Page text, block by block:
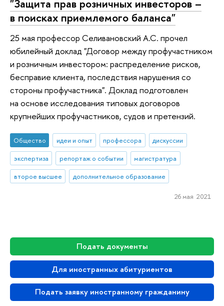
Подать документы
Для иностранных абитуриентов
Подать заявку иностранному гражданину
"Защита прав розничных инвесторов –
в поисках приемлемого баланса"
25 мая профессор Селивановский А.С. прочел
юбилейный доклад "Договор между профучастником
и розничным инвестором: распределение рисков,
бесправие клиента, последствия нарушения со
стороны профучастника". Доклад подготовлен
на основе исследования типовых договоров
крупнейших профучастников, судов и претензий.
Общество идеи и опыт профессора
дискуссии
экспертиза
репортаж о событии
магистратура
второе высшее
дополнительное образование
26 мая 2021